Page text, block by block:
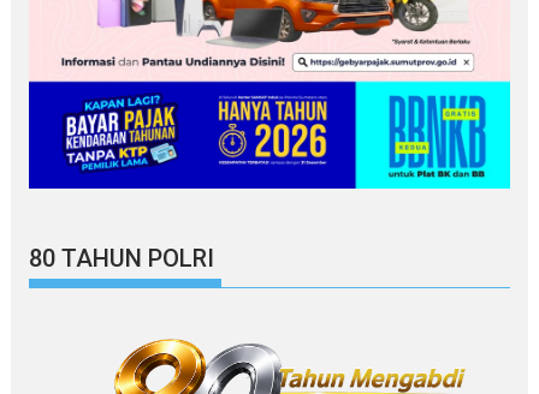
80 TAHUN POLRI